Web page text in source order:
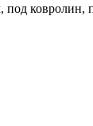
под ковролин,